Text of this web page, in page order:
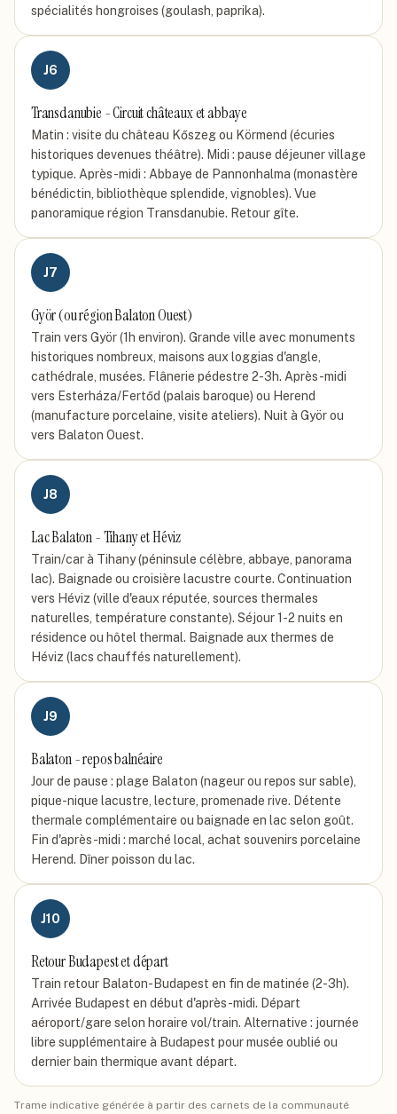
spécialités hongroises (goulash, paprika).
J6
Transdanubie - Circuit châteaux et abbaye
Matin : visite du château Kőszeg ou Körmend (écuries
historiques devenues théâtre). Midi : pause déjeuner village
typique. Après-midi : Abbaye de Pannonhalma (monastère
bénédictin, bibliothèque splendide, vignobles). Vue
panoramique région Transdanubie. Retour gîte.
J7
Györ (ou région Balaton Ouest)
Train vers Györ (1h environ). Grande ville avec monuments
historiques nombreux, maisons aux loggias d'angle,
cathédrale, musées. Flânerie pédestre 2-3h. Après-midi
vers Esterháza/Fertőd (palais baroque) ou Herend
(manufacture porcelaine, visite ateliers). Nuit à Györ ou
vers Balaton Ouest.
J8
Lac Balaton - Tihany et Héviz
Train/car à Tihany (péninsule célèbre, abbaye, panorama
lac). Baignade ou croisière lacustre courte. Continuation
vers Héviz (ville d'eaux réputée, sources thermales
naturelles, température constante). Séjour 1-2 nuits en
résidence ou hôtel thermal. Baignade aux thermes de
Héviz (lacs chauffés naturellement).
J9
Balaton - repos balnéaire
Jour de pause : plage Balaton (nageur ou repos sur sable),
pique-nique lacustre, lecture, promenade rive. Détente
thermale complémentaire ou baignade en lac selon goût.
Fin d'après-midi : marché local, achat souvenirs porcelaine
Herend. Dîner poisson du lac.
J10
Retour Budapest et départ
Train retour Balaton-Budapest en fin de matinée (2-3h).
Arrivée Budapest en début d'après-midi. Départ
aéroport/gare selon horaire vol/train. Alternative : journée
libre supplémentaire à Budapest pour musée oublié ou
dernier bain thermique avant départ.
Trame indicative générée à partir des carnets de la communauté